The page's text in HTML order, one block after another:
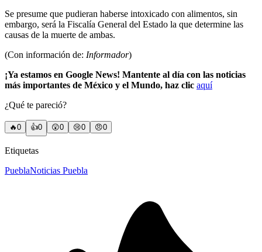
Se presume que pudieran haberse intoxicado con alimentos, sin
embargo, será la Fiscalía General del Estado la que determine las
causas de la muerte de ambas.
(Con información de: Informador)
¡Ya estamos en Google News! Mantente al día con las noticias
más importantes de México y el Mundo, haz clic aquí
¿Qué te pareció?
🔥0 👍0 😲0 😢0 😠0
Etiquetas
PueblaNoticias Puebla